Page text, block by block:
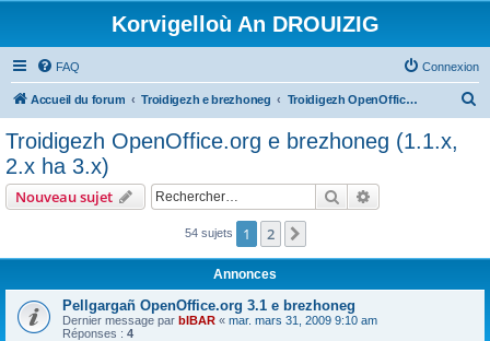
Korvigelloù An DROUIZIG
FAQ Connexion
Accueil du forum Troidigezh e brezhoneg Troidigezh OpenOffice.org e brezhoneg (1.1.x, 2.x ha 3.x)
c
Troidigezh OpenOffice.org e brezhoneg (1.1.x,
2.x ha 3.x)
Nouveau sujet Rechercher
54 sujets 1 2
Annonces
Pellgargañ OpenOffice.org 3.1 e brezhoneg
Dernier message par bIBAR « mar. mars 31, 2009 9:10 am
Réponses : 4